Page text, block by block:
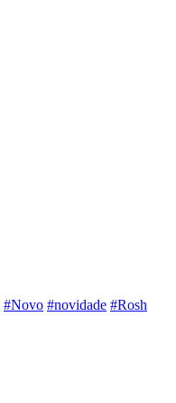
#Novo #novidade #Rosh